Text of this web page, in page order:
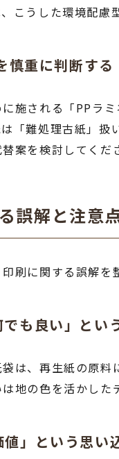
こうした環境配慮
慎重に判断する
施される「PPラ
「難処理古紙」
案を検討してくだ
誤解と注意
刷に関する誤解を
でも良い」とい
は、再生紙の原
地の色を活かし
値」という思い